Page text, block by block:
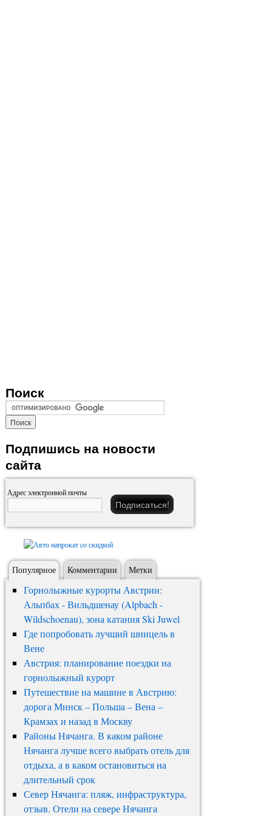
Поиск
Подпишись на новости
сайта
Адрес электронной почты
Популярное Комментарии Метки
Горнолыжные курорты Австрии:
Альпбах - Вильдшенау (Alpbach -
Wildschoenau), зона катания Ski Juwel
Где попробовать лучший шницель в
Вене
Австрия: планирование поездки на
горнолыжный курорт
Путешествие на машине в Австрию:
дорога Минск – Польша – Вена –
Крамзах и назад в Москву
Районы Нячанга. В каком районе
Нячанга лучше всего выбрать отель для
отдыха, а в каком остановиться на
длительный срок
Север Нячанга: пляж, инфраструктура,
отзыв. Отели на севере Нячанга